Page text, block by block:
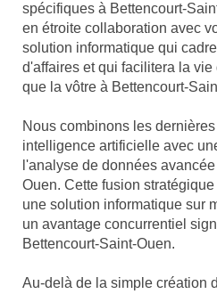
spécifiques à Bettencourt-
en étroite collaboration avec
solution informatique qui
d'affaires et qui facilitera la
que la vôtre à Bettencourt-
Nous combinons les
intelligence artificielle avec
l'analyse de données
Ouen. Cette fusion
une solution informatique sur
un avantage concurrentiel
Bettencourt-Saint-Ouen.
Au-delà de la simple création